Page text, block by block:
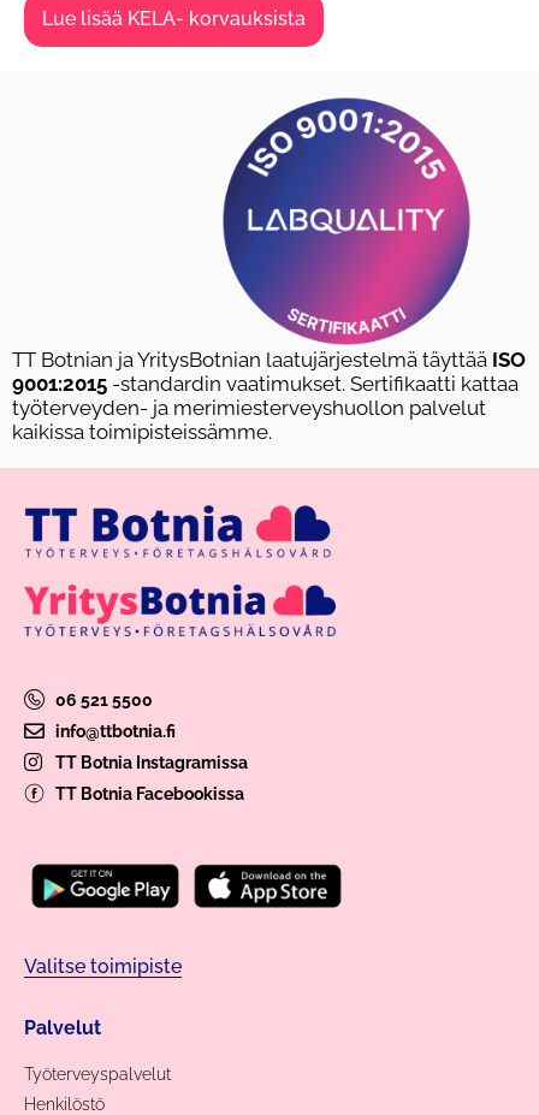
Lue lisää KELA- korvauksista
TT Botnian ja YritysBotnian laatujärjestelmä täyttää ISO
9001:2015 -standardin vaatimukset. Sertifikaatti kattaa
työterveyden- ja merimiesterveyshuollon palvelut
kaikissa toimipisteissämme.
06 521 5500
info@ttbotnia.fi
TT Botnia Instagramissa
TT Botnia Facebookissa
Valitse toimipiste
Palvelut
Työterveyspalvelut
Henkilöstö